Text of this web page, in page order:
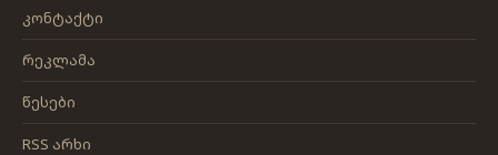
კონტაქტი
რეკლამა
წესები
RSS არხი